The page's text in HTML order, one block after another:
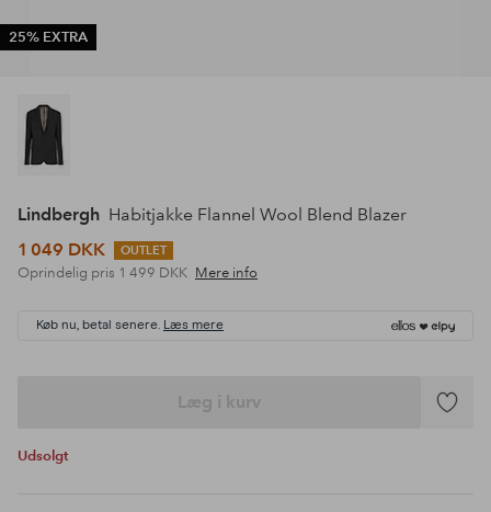
25% EXTRA
Lindbergh Habitjakke Flannel Wool Blend Blazer
1 049 DKK
OUTLET
Oprindelig pris 1 499 DKK Mere info
Køb nu, betal senere. Læs mere
Læg i kurv
Tilføj
Udsolgt